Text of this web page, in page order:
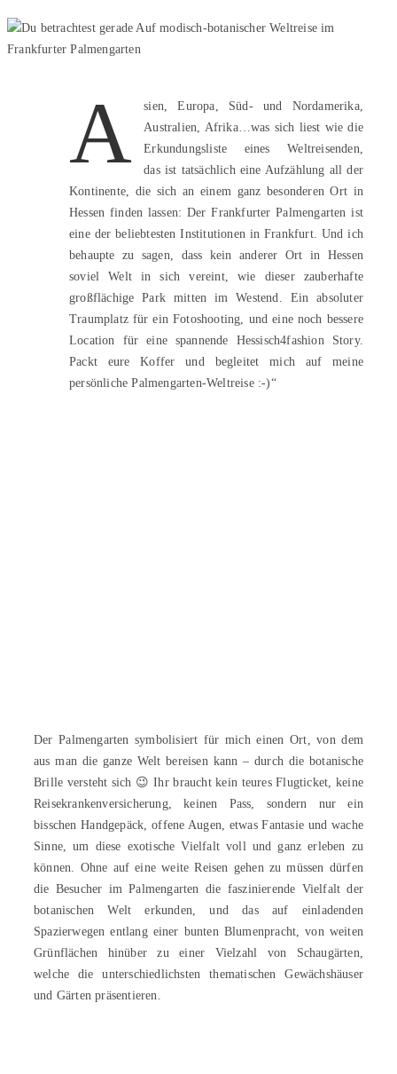
A
sien, Europa, Süd- und Nordamerika,
Australien, Afrika…was sich liest wie die
Erkundungsliste eines Weltreisenden,
das ist tatsächlich eine Aufzählung all der
Kontinente, die sich an einem ganz besonderen Ort in
Hessen finden lassen: Der Frankfurter Palmengarten ist
eine der beliebtesten Institutionen in Frankfurt. Und ich
behaupte zu sagen, dass kein anderer Ort in Hessen
soviel Welt in sich vereint, wie dieser zauberhafte
großflächige Park mitten im Westend. Ein absoluter
Traumplatz für ein Fotoshooting, und eine noch bessere
Location für eine spannende Hessisch4fashion Story.
Packt eure Koffer und begleitet mich auf meine
persönliche Palmengarten-Weltreise :-)“
Der Palmengarten symbolisiert für mich einen Ort, von dem
aus man die ganze Welt bereisen kann – durch die botanische
Brille versteht sich 😉 Ihr braucht kein teures Flugticket, keine
Reisekrankenversicherung, keinen Pass, sondern nur ein
bisschen Handgepäck, offene Augen, etwas Fantasie und wache
Sinne, um diese exotische Vielfalt voll und ganz erleben zu
können. Ohne auf eine weite Reisen gehen zu müssen dürfen
die Besucher im Palmengarten die faszinierende Vielfalt der
botanischen Welt erkunden, und das auf einladenden
Spazierwegen entlang einer bunten Blumenpracht, von weiten
Grünflächen hinüber zu einer Vielzahl von Schaugärten,
welche die unterschiedlichsten thematischen Gewächshäuser
und Gärten präsentieren.